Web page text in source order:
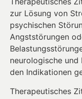
zur Lösung von
psychischen
Angststörungen
neurologische und
den Indikationen
Therapeutisches